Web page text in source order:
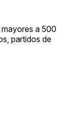
a 500
partidos de